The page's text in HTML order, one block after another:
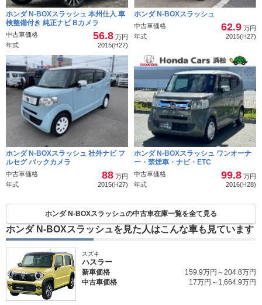
ホンダ N-BOXスラッシュ 本州仕入 車
検整備付き 純正ナビ Bカメラ
中古車価格 56.8 万円
年式
2015(H27)
ホンダ N-BOXスラッシュ
中古車価格 62.9 万円
年式
2015(H27)
ホンダ N-BOXスラッシュ 社外ナビ フ
ルセグ バックカメラ
中古車価格 88 万円
年式
2015(H27)
ホンダ N-BOXスラッシュ ワンオーナ
ー・禁煙車・ナビ・ETC
中古車価格 99.8 万円
年式
2016(H28)
ホンダ N-BOXスラッシュの中古車在庫一覧を全て見る
ホンダ N-BOXスラッシュを見た人はこんな車も見ています
スズキ
ハスラー
新車価格
159.9万円～204.8万円
中古車価格
17万円～1,664.9万円